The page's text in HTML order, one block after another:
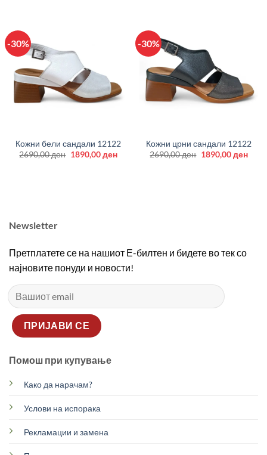
-30%
Кожни бели сандали 12122
2690,00ден Original
1890,00денCurrent
-30%
Кожни црни сандали 12122
2690,00ден Original
1890,00ден
Newsletter
Претплатете се на нашиот Е-билтен и бидете во тек со
најновите понуди и новости!
Помош при купување
Како да нарачам?
Услови на испорака
Рекламации и замена